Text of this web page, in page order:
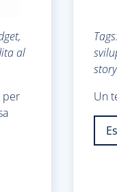
al
per
Un